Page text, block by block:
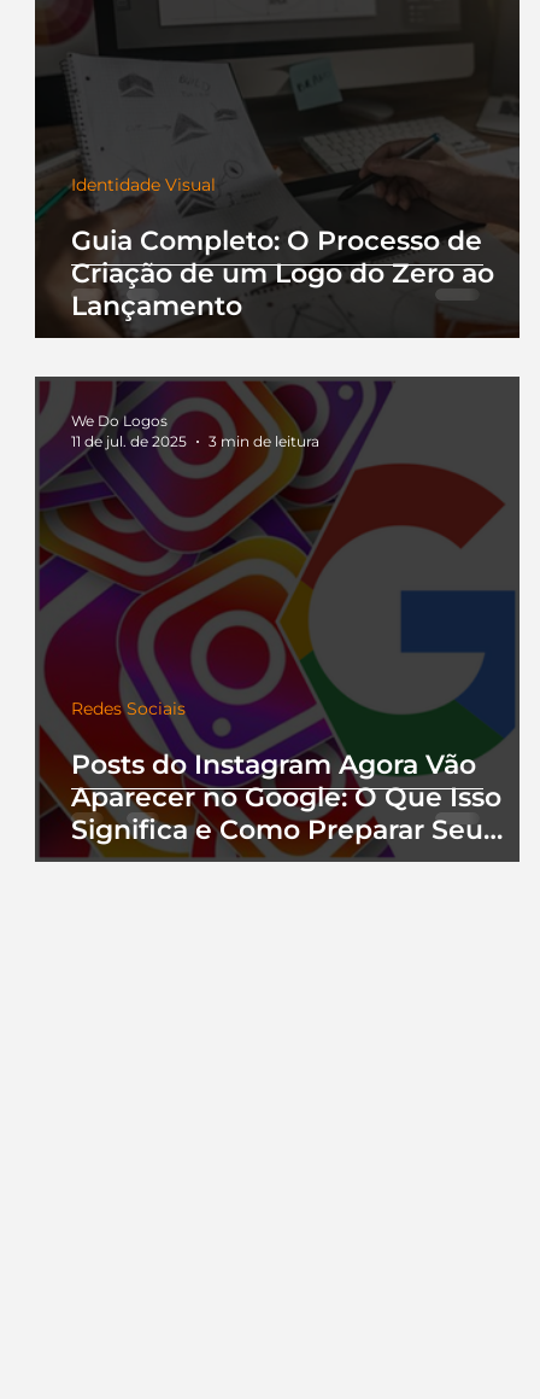
Guia Completo: O Processo de
Criação de um Logo do Zero ao
Lançamento
Identidade Visual
Posts do Instagram Agora Vão
Aparecer no Google: O Que Isso
Significa e Como Preparar Seu
Perfil
Redes Sociais
We Do Logos
11 de jul. de 2025
3 min de leitura